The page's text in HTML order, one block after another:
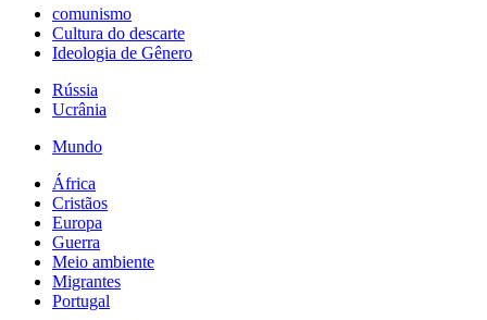
comunismo
Cultura do descarte
Ideologia de Gênero
Rússia
Ucrânia
Mundo
África
Cristãos
Europa
Guerra
Meio ambiente
Migrantes
Portugal